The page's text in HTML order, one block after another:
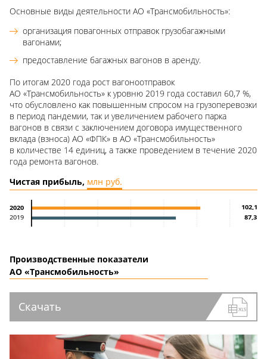
Основные виды деятельности АО «Трансмобильность»:
организация повагонных отправок грузобагажными
вагонами;
предоставление багажных вагонов в аренду.
По итогам 2020 года рост вагоноотправок
АО «Трансмобильность» к уровню 2019 года составил 60,7 %,
что обусловлено как повышенным спросом на грузоперевозки
в период пандемии, так и увеличением рабочего парка
вагонов в связи с заключением договора имущественного
вклада (взноса) АО «ФПК» в АО «Трансмобильность»
в количестве 14 единиц, а также проведением в течение 2020
года ремонта вагонов.
Чистая прибыль, млн руб.
2019
2020
87,3
102,1
Производственные показатели
АО «Трансмобильность»
Скачать